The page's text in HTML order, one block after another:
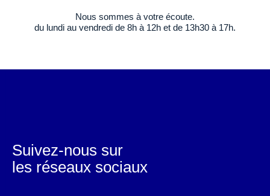
Nous sommes à votre écoute.
du lundi au vendredi de 8h à 12h et de 13h30 à 17h.
Suivez-nous sur
les réseaux sociaux